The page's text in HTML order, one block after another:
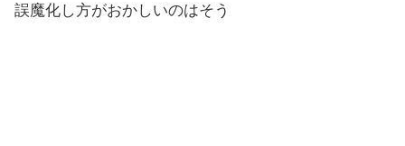
誤魔化し方がおかしいのはそう